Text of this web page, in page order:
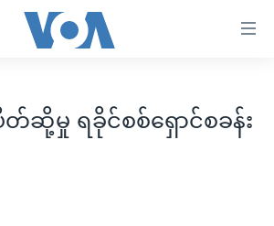
ဆို့မှု ရခိုင်စစ်ရှောင်စခန်း